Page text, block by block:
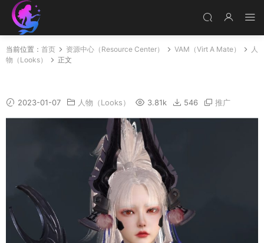
当前位置： 首页 资源中心（Resource Center） VAM（Virt A Mate）
人
物（Looks）
正文
2023-01-07 人物（Looks） 3.81k 546 推广